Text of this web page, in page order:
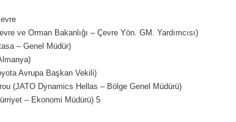
ve Orman Bakanlığı – Çevre Yön. GM. Yardımcısı)
– Genel Müdür)
Avrupa Başkan Vekili)
(JATO Dynamics Hellas – Bölge Genel Müdürü)
– Ekonomi Müdürü) 5